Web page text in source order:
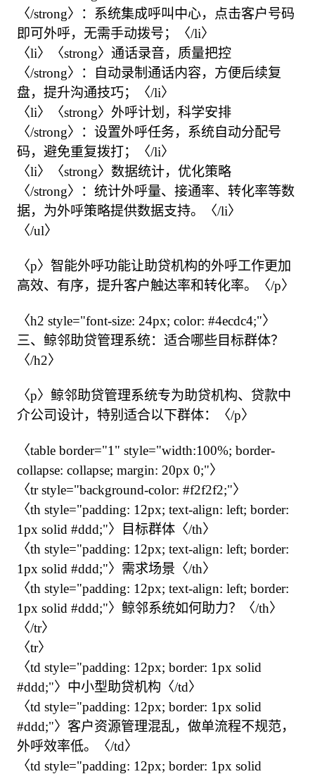
〈/strong〉：系统集成呼叫中心，点击客户号码
即可外呼，无需手动拨号；〈/li〉
〈li〉〈strong〉通话录音，质量把控
〈/strong〉：自动录制通话内容，方便后续复
盘，提升沟通技巧；〈/li〉
〈li〉〈strong〉外呼计划，科学安排
〈/strong〉：设置外呼任务，系统自动分配号
码，避免重复拨打；〈/li〉
〈li〉〈strong〉数据统计，优化策略
〈/strong〉：统计外呼量、接通率、转化率等数
据，为外呼策略提供数据支持。〈/li〉
〈/ul〉
〈p〉智能外呼功能让助贷机构的外呼工作更加
高效、有序，提升客户触达率和转化率。〈/p〉
〈h2 style="font-size: 24px; color: #4ecdc4;"〉
三、鲸邻助贷管理系统：适合哪些目标群体？
〈/h2〉
〈p〉鲸邻助贷管理系统专为助贷机构、贷款中
介公司设计，特别适合以下群体：〈/p〉
〈table border="1" style="width:100%; border-
collapse: collapse; margin: 20px 0;"〉
〈tr style="background-color: #f2f2f2;"〉
〈th style="padding: 12px; text-align: left; border:
1px solid #ddd;"〉目标群体〈/th〉
〈th style="padding: 12px; text-align: left; border:
1px solid #ddd;"〉需求场景〈/th〉
〈th style="padding: 12px; text-align: left; border:
1px solid #ddd;"〉鲸邻系统如何助力？〈/th〉
〈/tr〉
〈tr〉
〈td style="padding: 12px; border: 1px solid
#ddd;"〉中小型助贷机构〈/td〉
〈td style="padding: 12px; border: 1px solid
#ddd;"〉客户资源管理混乱，做单流程不规范，
外呼效率低。〈/td〉
〈td style="padding: 12px; border: 1px solid